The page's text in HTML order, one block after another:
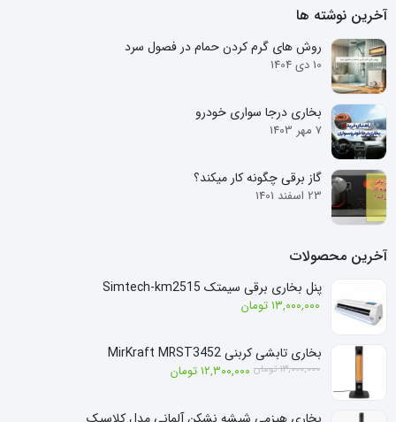
آخرین نوشته ها
روش های گرم کردن حمام در فصول سرد
10 دی 1404
بخاری درجا سواری خودرو
7 مهر 1403
گاز برقی چگونه کار میکند؟
23 اسفند 1401
آخرین محصولات
پنل بخاری برقی سیمتک Simtech-km2515
۱۳,۰۰۰,۰۰۰تومان
بخاری تابشی کربنی MirKraft MRST3452
۱۳,۰۰۰,۰۰۰تومان
قیمت
۱۲,۳۰۰,۰۰۰تومان
قیمت